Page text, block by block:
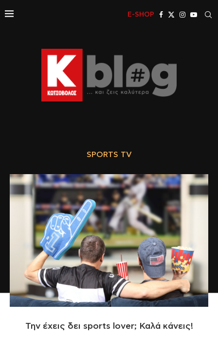
E-SHOP
SPORTS TV
Την έχεις δει sports lover; Καλά κάνεις!